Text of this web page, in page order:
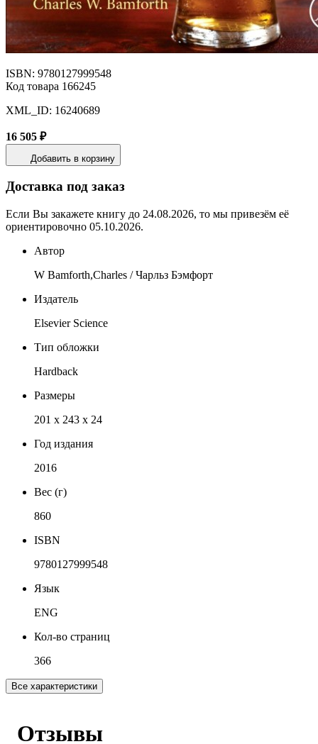
ISBN: 9780127999548
Код товара 166245
XML_ID: 16240689
16 505 ₽
Добавить в корзину
Доставка под заказ
Если Вы закажете книгу до 24.08.2026, то мы привезём её
ориентировочно 05.10.2026.
Автор
W Bamforth,Charles / Чарльз Бэмфорт
Издатель
Elsevier Science
Тип обложки
Hardback
Размеры
201 x 243 x 24
Год издания
2016
Вес (г)
860
ISBN
9780127999548
Язык
ENG
Кол-во страниц
366
Все характеристики
Отзывы